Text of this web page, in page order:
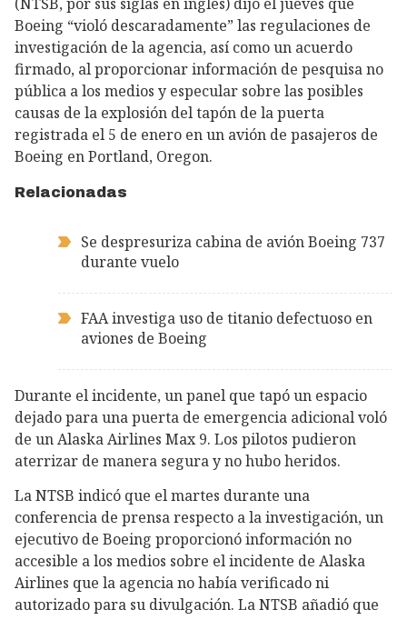
Boeing “violó descaradamente” las regulaciones de
investigación de la agencia, así como un acuerdo
firmado, al proporcionar información de pesquisa no
pública a los medios y especular sobre las posibles
causas de la explosión del tapón de la puerta
registrada el 5 de enero en un avión de pasajeros de
Boeing en Portland, Oregon.
Relacionadas
Se despresuriza cabina de avión Boeing 737
durante vuelo
FAA investiga uso de titanio defectuoso en
aviones de Boeing
Durante el incidente, un panel que tapó un espacio
dejado para una puerta de emergencia adicional voló
de un Alaska Airlines Max 9. Los pilotos pudieron
aterrizar de manera segura y no hubo heridos.
La NTSB indicó que el martes durante una
conferencia de prensa respecto a la investigación, un
ejecutivo de Boeing proporcionó información no
accesible a los medios sobre el incidente de Alaska
Airlines que la agencia no había verificado ni
autorizado para su divulgación. La NTSB añadió que